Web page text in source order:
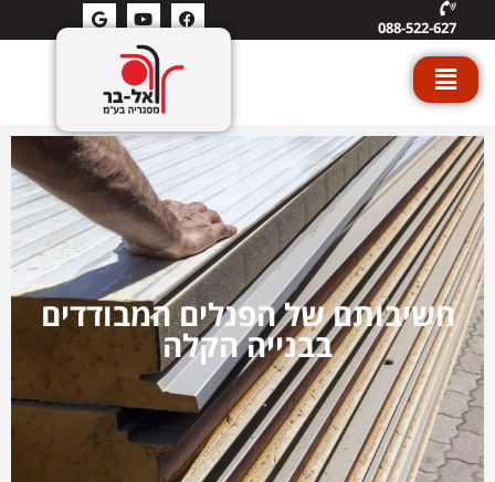
088-522-627
חשיבותם של הפנלים המבודדים
בבנייה הקלה